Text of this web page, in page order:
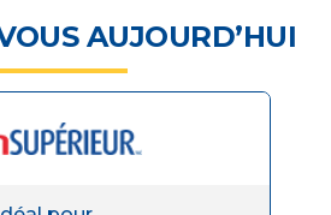
AUJOURD’HUI